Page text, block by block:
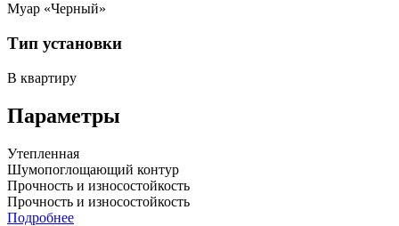
Муар «Черный»
Тип установки
В квартиру
Параметры
Утепленная
Шумопоглощающий контур
Прочность и износостойкость
Прочность и износостойкость
Подробнее